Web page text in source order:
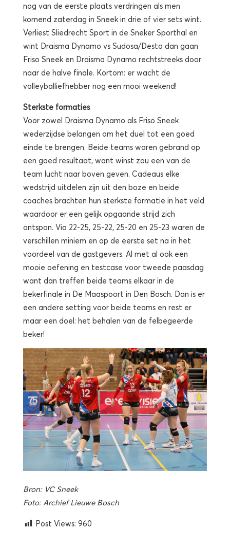
nog van de eerste plaats verdringen als men
komend zaterdag in Sneek in drie of vier sets wint.
Verliest Sliedrecht Sport in de Sneker Sporthal en
wint Draisma Dynamo vs Sudosa/Desto dan gaan
Friso Sneek en Draisma Dynamo rechtstreeks door
naar de halve finale. Kortom: er wacht de
volleyballiefhebber nog een mooi weekend!
Sterkste formaties
Voor zowel Draisma Dynamo als Friso Sneek
wederzijdse belangen om het duel tot een goed
einde te brengen. Beide teams waren gebrand op
een goed resultaat, want winst zou een van de
team lucht naar boven geven. Cadeaus elke
wedstrijd uitdelen zijn uit den boze en beide
coaches brachten hun sterkste formatie in het veld
waardoor er een gelijk opgaande strijd zich
ontspon. Via 22-25, 25-22, 25-20 en 25-23 waren de
verschillen miniem en op de eerste set na in het
voordeel van de gastgevers. Al met al ook een
mooie oefening en testcase voor tweede paasdag
want dan treffen beide teams elkaar in de
bekerfinale in De Maaspoort in Den Bosch. Dan is er
een andere setting voor beide teams en rest er
maar een doel: het behalen van de felbegeerde
beker!
Bron: VC Sneek
Foto: Archief Lieuwe Bosch
Post Views: 960